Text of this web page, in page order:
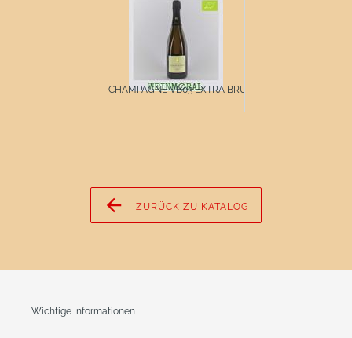
CHAMPAGNE VB03 EXTRA BRUT...
ZURÜCK ZU KATALOG
Wichtige Informationen